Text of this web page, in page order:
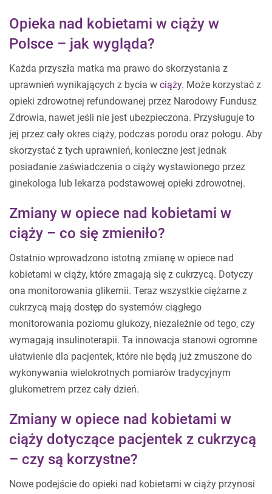
Opieka nad kobietami w ciąży w
Polsce – jak wygląda?
Każda przyszła matka ma prawo do skorzystania z
uprawnień wynikających z bycia w ciąży. Może korzystać z
opieki zdrowotnej refundowanej przez Narodowy Fundusz
Zdrowia, nawet jeśli nie jest ubezpieczona. Przysługuje to
jej przez cały okres ciąży, podczas porodu oraz połogu. Aby
skorzystać z tych uprawnień, konieczne jest jednak
posiadanie zaświadczenia o ciąży wystawionego przez
ginekologa lub lekarza podstawowej opieki zdrowotnej.
Zmiany w opiece nad kobietami w
ciąży – co się zmieniło?
Ostatnio wprowadzono istotną zmianę w opiece nad
kobietami w ciąży, które zmagają się z cukrzycą. Dotyczy
ona monitorowania glikemii. Teraz wszystkie ciężarne z
cukrzycą mają dostęp do systemów ciągłego
monitorowania poziomu glukozy, niezależnie od tego, czy
wymagają insulinoterapii. Ta innowacja stanowi ogromne
ułatwienie dla pacjentek, które nie będą już zmuszone do
wykonywania wielokrotnych pomiarów tradycyjnym
glukometrem przez cały dzień.
Zmiany w opiece nad kobietami w
ciąży dotyczące pacjentek z cukrzycą
– czy są korzystne?
Nowe podejście do opieki nad kobietami w ciąży przynosi